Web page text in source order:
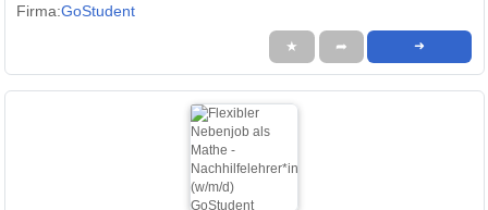
Firma:GoStudent
★ ➦ ➜